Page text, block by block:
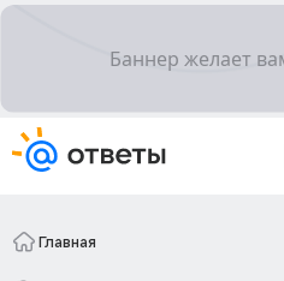
Главная